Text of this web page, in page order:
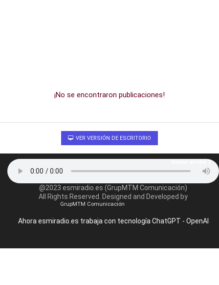
¡No se encontraron publicaciones!
VER VERSIÓN DE ESCRITORIO
@2023 esmiradio.es (GrupMTM Comunicación)
All Rights Reserved. Designed and Developed by
GrupMTM Comunicación
Ahora esmiradio.es trabaja con tecnología ChatGPT - OpenAI